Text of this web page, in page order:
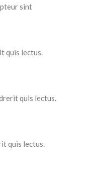
sint
quis lectus.
quis lectus.
quis lectus.